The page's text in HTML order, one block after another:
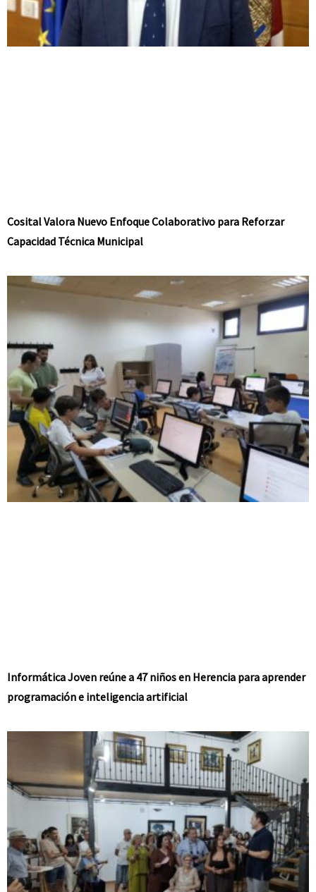
Cosital Valora Nuevo Enfoque Colaborativo para Reforzar
Capacidad Técnica Municipal
Informática Joven reúne a 47 niños en Herencia para aprender
programación e inteligencia artificial